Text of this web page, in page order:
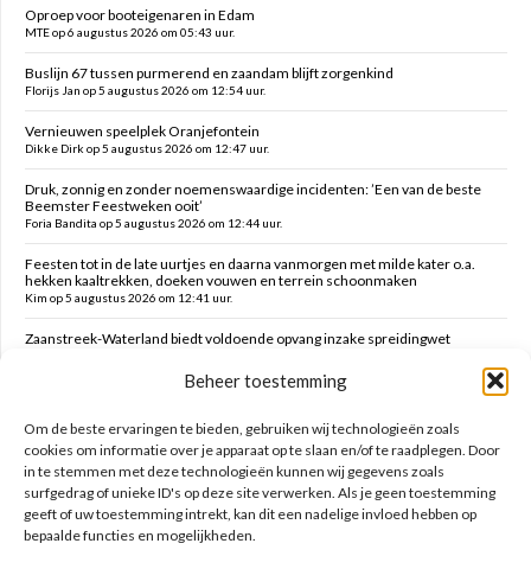
Beheer toestemming
Om de beste ervaringen te bieden, gebruiken wij technologieën zoals
cookies om informatie over je apparaat op te slaan en/of te raadplegen. Door
in te stemmen met deze technologieën kunnen wij gegevens zoals
surfgedrag of unieke ID's op deze site verwerken. Als je geen toestemming
geeft of uw toestemming intrekt, kan dit een nadelige invloed hebben op
bepaalde functies en mogelijkheden.
Oproep voor booteigenaren in Edam
MTE op 6 augustus 2026 om 05:43 uur.
Buslijn 67 tussen purmerend en zaandam blijft zorgenkind
Florijs Jan op 5 augustus 2026 om 12:54 uur.
Vernieuwen speelplek Oranjefontein
Dikke Dirk op 5 augustus 2026 om 12:47 uur.
Druk, zonnig en zonder noemenswaardige incidenten: ’Een van de beste
Beemster Feestweken ooit’
Foria Bandita op 5 augustus 2026 om 12:44 uur.
Feesten tot in de late uurtjes en daarna vanmorgen met milde kater o.a.
hekken kaaltrekken, doeken vouwen en terrein schoonmaken
Kim op 5 augustus 2026 om 12:41 uur.
Zaanstreek-Waterland biedt voldoende opvang inzake spreidingwet
Zoeken op deze site